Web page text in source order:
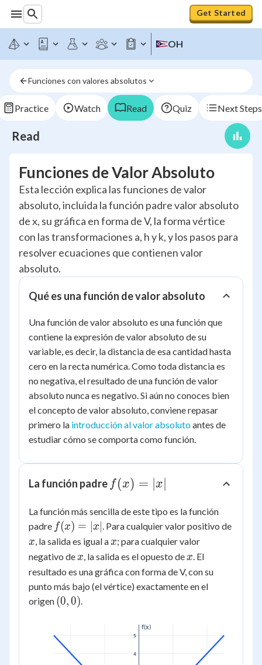
Get Started
OH
Funciones con valores absolutos
Practice Watch Read Quiz Next Steps
Read
Funciones de Valor Absoluto
Esta lección explica las funciones de valor
absoluto, incluida la función padre valor absoluto
de x, su gráfica en forma de V, la forma vértice
con las transformaciones a, h y k, y los pasos para
resolver ecuaciones que contienen valor
absoluto.
Qué es una función de valor absoluto
Una función de valor absoluto es una función que
contiene la expresión de valor absoluto de su
variable, es decir, la distancia de esa cantidad hasta
cero en la recta numérica. Como toda distancia es
no negativa, el resultado de una función de valor
absoluto nunca es negativo. Si aún no conoces bien
el concepto de valor absoluto, conviene repasar
primero la introducción al valor absolutoantes de
estudiar cómo se comporta como función.
La función padre f(x)
|x|
f(x) = ∣x∣
La función más sencilla de este tipo es la función
padre f(x)
=
f(x) = x . Para cualquier valor positivo dex
x, la salida es igual a x
x; para cualquier valor
negativo de x
x, la salida es el opuesto de x
x. El
resultado es una gráfica con forma de V, con su
punto más bajo (el vértice) exactamente en el
origen (0,
(0,0).
4
5
f(x)